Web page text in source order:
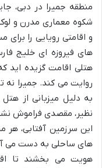
منطقه جمیرا در دبی،
شکوه معماری مدرن و
و اقامتی رویایی را
های فیروزه ای خلیج
هتلی اقامت گزیده اید
روایت می کند. جمیرا نه
به دلیل میزبانی از
نظیر، مقصدی فراموش
این سرزمین آفتابی، هر
های ساحلی به دست می
هویت می بخشند تا